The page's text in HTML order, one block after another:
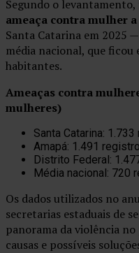
Segundo o
ameaça contra mulher
Santa Catarina em 2025
média nacional, que ficou
habitantes.
Ameaças contra
mulheres)
Santa Catarina:
Amapá: 1.491
Distrito Federal:
Média nacional: 720
Os dados utilizados no
secretarias estaduais de
panorama da violência
causas e possíveis